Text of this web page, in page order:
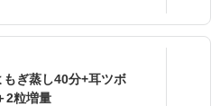
もぎ蒸し40分+耳ツボ
2粒増量